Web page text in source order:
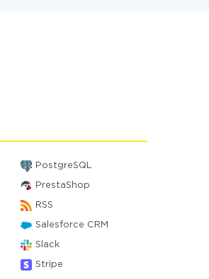
PostgreSQL
PrestaShop
RSS
Salesforce CRM
Slack
Stripe